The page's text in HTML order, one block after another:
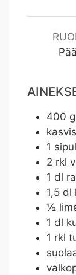
400 g
1
2 rkl
1 dl
1,5 dl
½
1 dl
1 rkl